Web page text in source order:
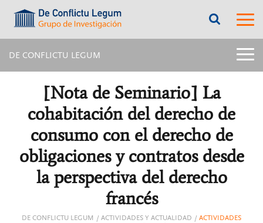
label.access.jump.content???
???
label.access.jump.header???
???
???
title:
Menú
DE CONFLICTU LEGUM
[Nota de Seminario] La
cohabitación del derecho de
consumo con el derecho de
obligaciones y contratos desde
la perspectiva del derecho
francés
DE CONFLICTU LEGUM ACTIVIDADES Y ACTUALIDAD ACTIVIDADES